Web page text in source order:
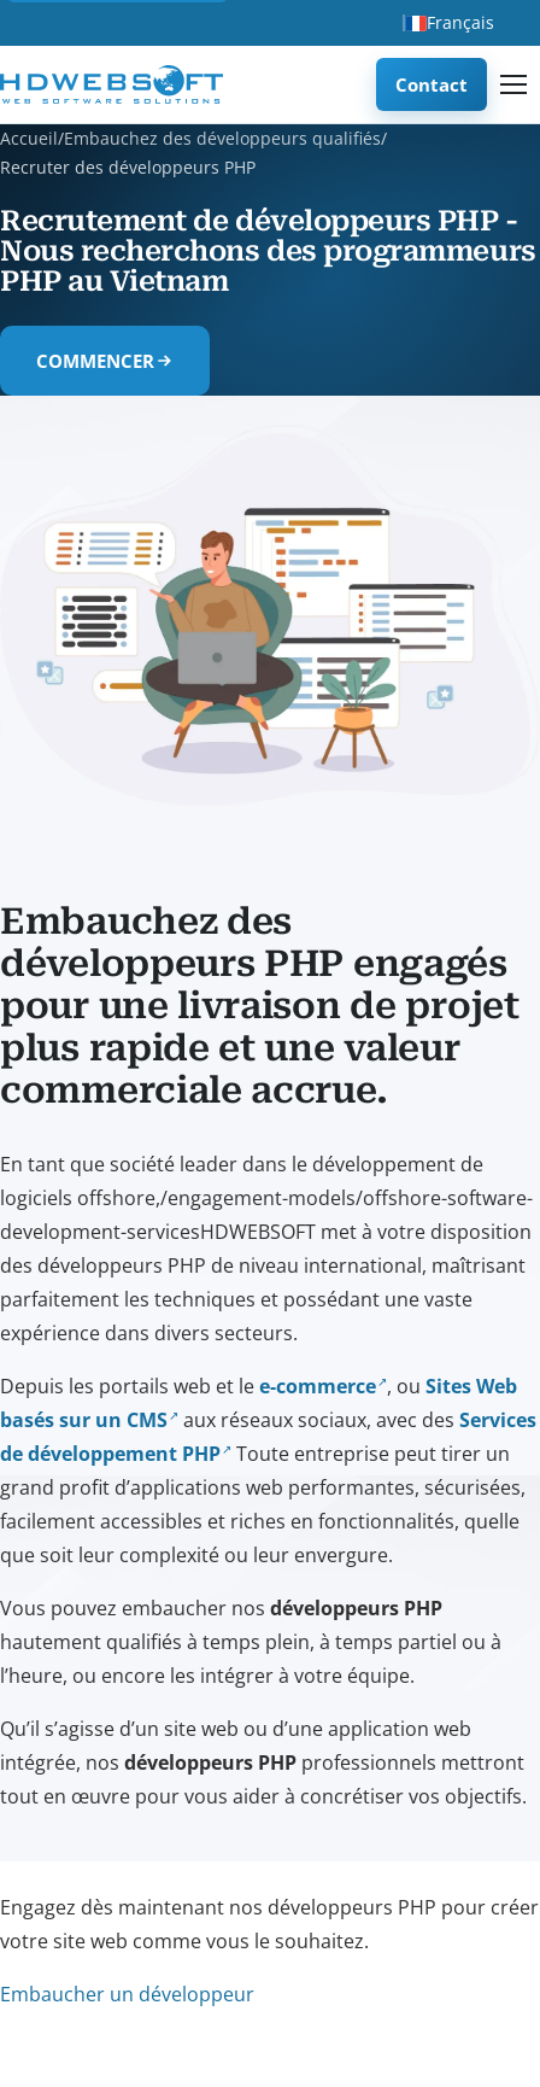
Français
Contact
Accueil/Embauchez des développeurs qualifiés/
Recruter des développeurs PHP
Recrutement de développeurs PHP -
Nous recherchons des programmeurs
PHP au Vietnam
COMMENCER
Embauchez des
développeurs PHP engagés
pour une livraison de projet
plus rapide et une valeur
commerciale accrue.
En tant que société leader dans le développement de
logiciels offshore,/engagement-models/offshore-software-
development-servicesHDWEBSOFT met à votre disposition
des développeurs PHP de niveau international, maîtrisant
parfaitement les techniques et possédant une vaste
expérience dans divers secteurs.
Depuis les portails web et lee-commerce , ouSites Web
basés sur un CMS aux réseaux sociaux, avec desServices
de développement PHP Toute entreprise peut tirer un
grand profit d’applications web performantes, sécurisées,
facilement accessibles et riches en fonctionnalités, quelle
que soit leur complexité ou leur envergure.
Vous pouvez embaucher nos développeurs PHP
hautement qualifiés à temps plein, à temps partiel ou à
l’heure, ou encore les intégrer à votre équipe.
Qu’il s’agisse d’un site web ou d’une application web
intégrée, nos développeurs PHP professionnels mettront
tout en œuvre pour vous aider à concrétiser vos objectifs.
Engagez dès maintenant nos développeurs PHP pour créer
votre site web comme vous le souhaitez.
Embaucher un développeur